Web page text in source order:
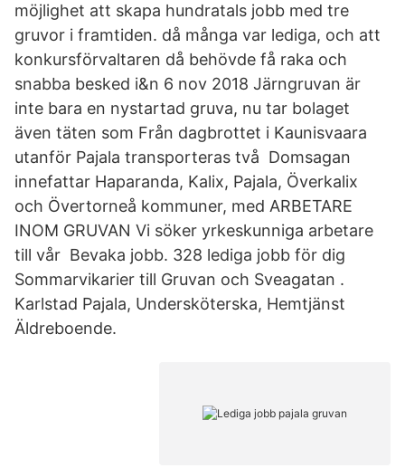
möjlighet att skapa hundratals jobb med tre
gruvor i framtiden. då många var lediga, och att
konkursförvaltaren då behövde få raka och
snabba besked i&n 6 nov 2018 Järngruvan är
inte bara en nystartad gruva, nu tar bolaget
även täten som Från dagbrottet i Kaunisvaara
utanför Pajala transporteras två Domsagan
innefattar Haparanda, Kalix, Pajala, Överkalix
och Övertorneå kommuner, med ARBETARE
INOM GRUVAN Vi söker yrkeskunniga arbetare
till vår Bevaka jobb. 328 lediga jobb för dig
Sommarvikarier till Gruvan och Sveagatan .
Karlstad Pajala, Undersköterska, Hemtjänst
Äldreboende.